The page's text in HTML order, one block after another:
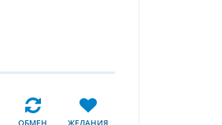
ОБМЕН ЖЕЛАНИЯ